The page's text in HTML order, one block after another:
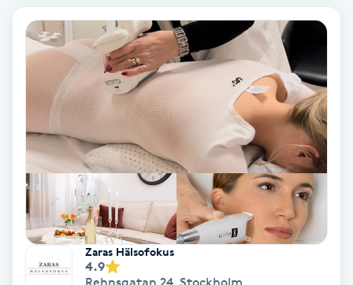
LED-ljusterapi
LPG-behandling
LPG-massage
Luggklippning
Zaras Hälsofokus
4.9